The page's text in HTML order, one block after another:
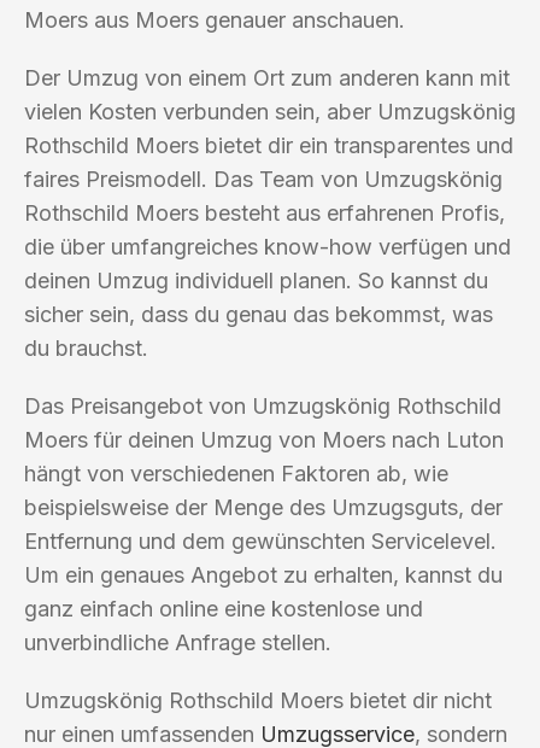
Moers aus Moers genauer anschauen.
Der Umzug von einem Ort zum anderen kann mit
vielen Kosten verbunden sein, aber Umzugskönig
Rothschild Moers bietet dir ein transparentes und
faires Preismodell. Das Team von Umzugskönig
Rothschild Moers besteht aus erfahrenen Profis,
die über umfangreiches know-how verfügen und
deinen Umzug individuell planen. So kannst du
sicher sein, dass du genau das bekommst, was
du brauchst.
Das Preisangebot von Umzugskönig Rothschild
Moers für deinen Umzug von Moers nach Luton
hängt von verschiedenen Faktoren ab, wie
beispielsweise der Menge des Umzugsguts, der
Entfernung und dem gewünschten Servicelevel.
Um ein genaues Angebot zu erhalten, kannst du
ganz einfach online eine kostenlose und
unverbindliche Anfrage stellen.
Umzugskönig Rothschild Moers bietet dir nicht
nur einen umfassenden Umzugsservice, sondern